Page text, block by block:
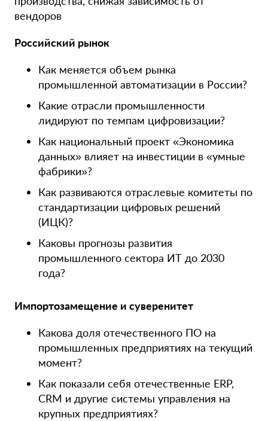
вендоров
Российский рынок
Как меняется объем рынка
промышленной автоматизации в России?
Какие отрасли промышленности
лидируют по темпам цифровизации?
Как национальный проект «Экономика
данных» влияет на инвестиции в «умные
фабрики»?
Как развиваются отраслевые комитеты по
стандартизации цифровых решений
(ИЦК)?
Каковы прогнозы развития
промышленного сектора ИТ до 2030
года?
Импортозамещение и суверенитет
Какова доля отечественного ПО на
промышленных предприятиях на текущий
момент?
Как показали себя отечественные ERP,
CRM и другие системы управления на
крупных предприятиях?